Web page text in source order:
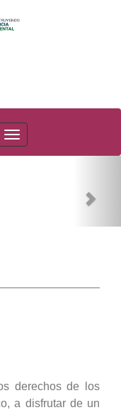
PAOT
derechos de los
a disfrutar de un